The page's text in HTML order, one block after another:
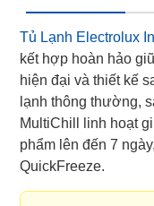
Tủ Lạnh Electrolux
kết hợp hoàn hảo
hiện đại và thiết kế
lạnh thông thường,
MultiChill linh hoạt
phẩm lên đến 7
QuickFreeze.